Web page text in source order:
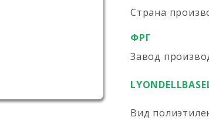
Страна
ФРГ
Завод
Вид